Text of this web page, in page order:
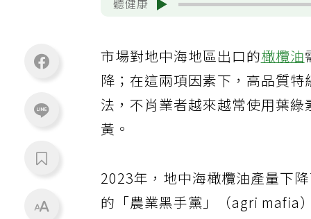
聽健康
市場對地中海地區出口的橄欖油
降；在這兩項因素下，高品質
法，不肖業者越來越常使用葉綠
黃。
2023年，地中海橄欖油產量下
的「農業黑手黨」（agri mafia